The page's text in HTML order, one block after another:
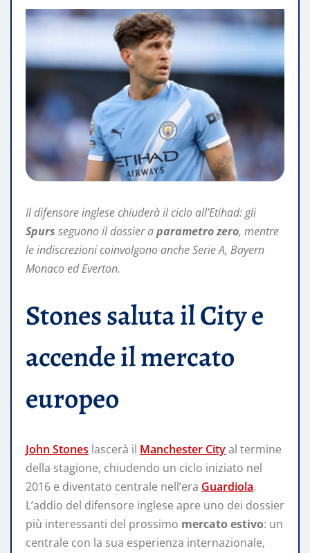
Il difensore inglese chiuderà il ciclo all’Etihad: gli
Spurs seguono il dossier aparametro zero, mentre
le indiscrezioni coinvolgono anche Serie A, Bayern
Monaco ed Everton.
Stones saluta il City e
accende il mercato
europeo
John Stones lascerà il Manchester Cityal termine
della stagione, chiudendo un ciclo iniziato nel
2016 e diventato centrale nell’era Guardiola.
L’addio del difensore inglese apre uno dei dossier
più interessanti del prossimo mercato estivo: un
centrale con la sua esperienza internazionale,